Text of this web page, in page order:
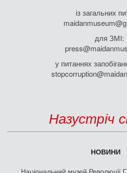
із загальних
для ЗМІ:
у питаннях
Назустріч
НОВИНИ
Національний музей Революції